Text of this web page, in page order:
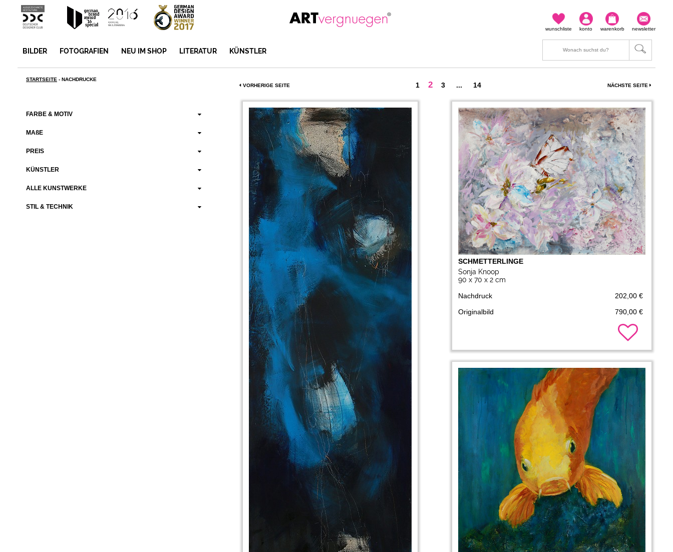
newsletter
warenkorb
konto
wunschliste
BILDER FOTOGRAFIEN NEU IM SHOP LITERATUR KÜNSTLER
STARTSEITE - NACHDRUCKE
VORHERIGE SEITE
NÄCHSTE SEITE
1 2 3 ... 14
FARBE & MOTIV
MAßE
PREIS
KÜNSTLER
ALLE KUNSTWERKE
STIL & TECHNIK
SCHMETTERLINGE
Sonja Knoop
90 x 70 x 2 cm
Nachdruck
202,00 €
Originalbild
790,00 €